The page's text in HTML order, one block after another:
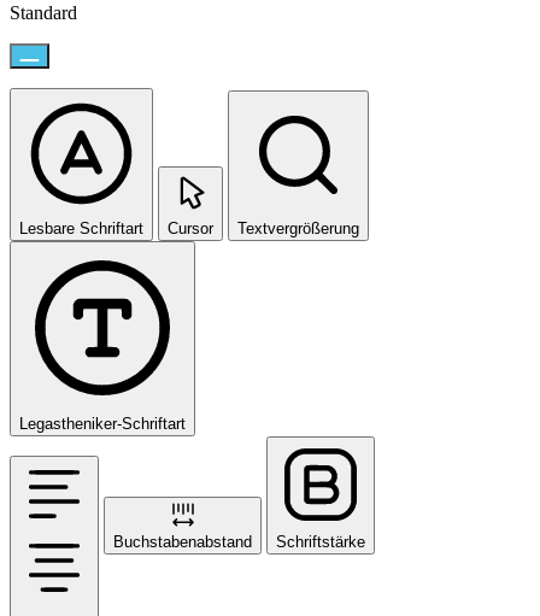
Standard
Lesbare Schriftart Cursor Textvergrößerung
Legastheniker-Schriftart
Buchstabenabstand Schriftstärke